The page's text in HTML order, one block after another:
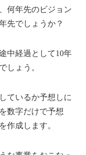
何年先のビジョン
先でしょうか？
中経過として10年
しょう。
ているか予想しに
数字だけで予想
作成します。